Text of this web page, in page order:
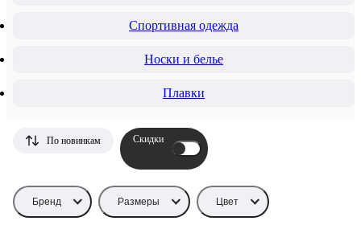
Спортивная одежда
Носки и белье
Плавки
Бренд Размеры Цвет
По новинкам Скидки